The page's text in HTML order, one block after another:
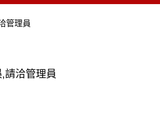
管理員
請洽管理員